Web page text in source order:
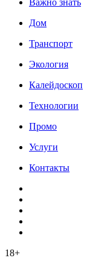
Дом
Транспорт
Экология
Калейдоскоп
Технологии
Промо
Услуги
Контакты
18+